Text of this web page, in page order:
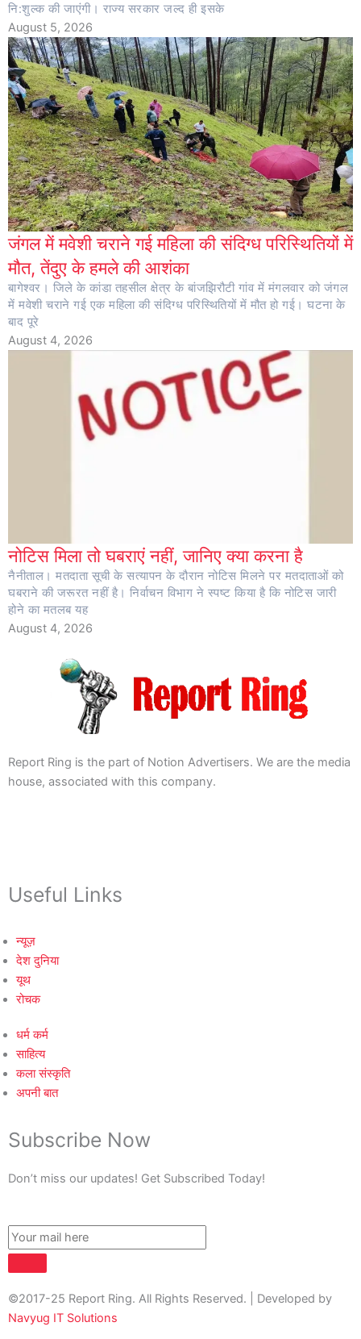
नि:शुल्क की जाएंगी। राज्य सरकार जल्द ही इसके
August 5, 2026
जंगल में मवेशी चराने गई महिला की संदिग्ध परिस्थितियों में
मौत, तेंदुए के हमले की आशंका
बागेश्वर। जिले के कांडा तहसील क्षेत्र के बांजझिरौटी गांव में मंगलवार को जंगल
में मवेशी चराने गई एक महिला की संदिग्ध परिस्थितियों में मौत हो गई। घटना के
बाद पूरे
August 4, 2026
नोटिस मिला तो घबराएं नहीं, जानिए क्या करना है
नैनीताल। मतदाता सूची के सत्यापन के दौरान नोटिस मिलने पर मतदाताओं को
घबराने की जरूरत नहीं है। निर्वाचन विभाग ने स्पष्ट किया है कि नोटिस जारी
होने का मतलब यह
August 4, 2026
Report Ring is the part of Notion Advertisers. We are the media
house, associated with this company.
Useful Links
न्यूज़
देश दुनिया
यूथ
रोचक
धर्म कर्म
साहित्य
कला संस्कृति
अपनी बात
Subscribe Now
Don’t miss our updates! Get Subscribed Today!
©2017-25 Report Ring. All Rights Reserved. | Developed by
Navyug IT Solutions